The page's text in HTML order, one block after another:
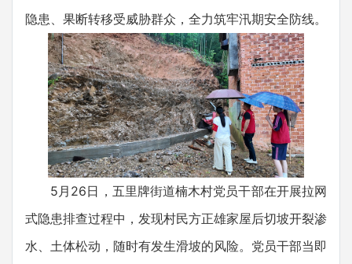
隐患、果断转移受威胁群众，全力筑牢汛期安全防线。
5月26日，五里牌街道楠木村党员干部在开展拉网
式隐患排查过程中，发现村民方正雄家屋后切坡开裂渗
水、土体松动，随时有发生滑坡的风险。党员干部当即